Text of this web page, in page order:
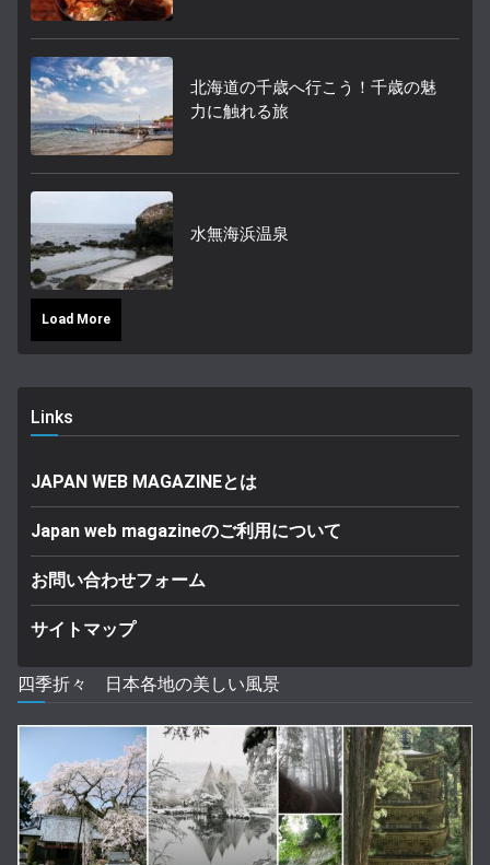
北海道の千歳へ行こう！千歳の魅
力に触れる旅
水無海浜温泉
Load More
Links
JAPAN WEB MAGAZINEとは
Japan web magazineのご利用について
お問い合わせフォーム
サイトマップ
四季折々 日本各地の美しい風景